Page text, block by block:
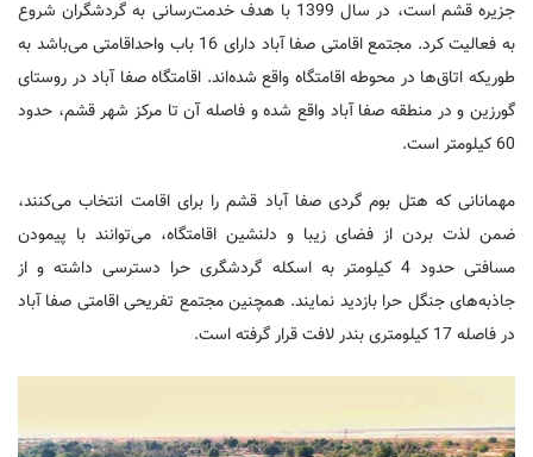
جزیره قشم است، در سال 1399 با هدف خدمت‌رسانی به گردشگران شروع
به فعالیت کرد. مجتمع اقامتی صفا آباد دارای 16 باب واحداقامتی می‌باشد به
طوریکه اتاق‌ها در محوطه اقامتگاه واقع شده‌اند. اقامتگاه صفا آباد در روستای
گورزین و در منطقه صفا آباد واقع شده و فاصله آن تا مرکز شهر قشم، حدود
60 کیلومتر است.
مهمانانی که هتل بوم گردی صفا آباد قشم را برای اقامت انتخاب می‌کنند،
ضمن لذت بردن از فضای زیبا و دلنشین اقامتگاه، می‌توانند با پیمودن
مسافتی حدود 4 کیلومتر به اسکله گردشگری حرا دسترسی داشته و از
جاذبه‌های جنگل حرا بازدید نمایند. همچنین مجتمع تفریحی اقامتی صفا آباد
در فاصله 17 کیلومتری بندر لافت قرار گرفته است.